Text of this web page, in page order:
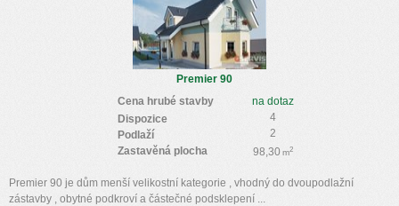
Premier 90
na dotaz
Cena hrubé stavby
4
Dispozice
2
Podlaží
98,30m2
Zastavěná plocha
Premier 90 je dům menší velikostní kategorie , vhodný do dvoupodlažní
zástavby , obytné podkroví a částečné podsklepení ...